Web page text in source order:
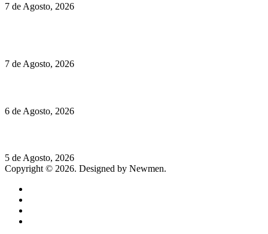
7 de Agosto, 2026
7 de Agosto, 2026
6 de Agosto, 2026
5 de Agosto, 2026
Copyright © 2026. Designed by Newmen.